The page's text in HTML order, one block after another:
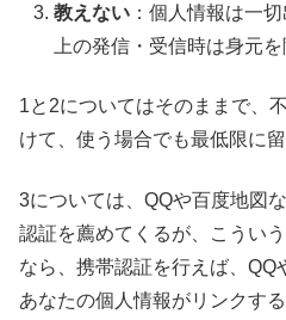
教えない ：個人情報は一
上の発信・受信時は身元
1と2についてはそのままで、
けて、使う場合でも最低限に
3については、QQや百度地図
認証を薦めてくるが、こうい
なら、携帯認証を行えば、QQ
あなたの個人情報がリンクす